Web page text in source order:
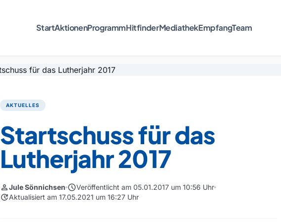
StartAktionenProgrammHitfinderMediathekEmpfangTeam
AKTUELLES
Startschuss für das
Lutherjahr 2017
personJule Sönnichsen scheduleVeröffentlicht am 05.01.2017 um 10:56 Uhr
updateAktualisiert am 17.05.2021 um 16:27 Uhr